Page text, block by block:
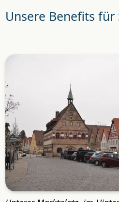
Unsere Benefits für